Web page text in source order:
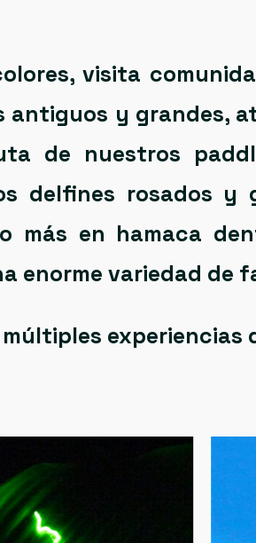
visita
antiguos y grandes,
de nuestros
delfines rosados y
más en hamaca
enorme variedad de
experiencias